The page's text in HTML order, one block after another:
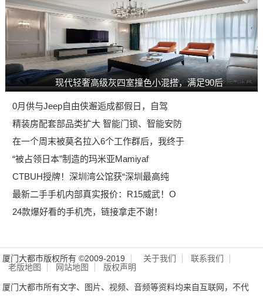
现代轻奢高级灰四室撞色小混搭，满足90后
0月供与Jeep自由侠邂逅成都假日，自驾
精装房配套部品类扩大 智能门锁、智能安防
在一个周末被莫名拉入6个工作群后，我终于
“被占领日本”制造的玛米亚Mamiyaf
CTBUH授牌！深圳湾公馆获“深圳最高纯
最新二手手机内部真实报价：R15威武！O
24款爆好看的手机壳，链接拿走不谢！
厦门大都市版权所有 ©2009-2019 关于我们
联系我们
老版地图
网站地图 版权声明
厦门大都市所有文字、图片、视频、音频等资料均来自互联网，不代